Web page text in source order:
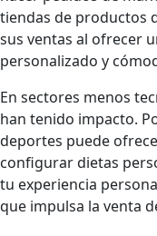
tiendas de productos
sus ventas al ofrecer
personalizado y
En sectores menos
han tenido impacto.
deportes puede
configurar dietas
tu experiencia
que impulsa la venta